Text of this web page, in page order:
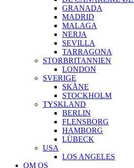
GRANADA
MADRID
MALAGA
NERJA
SEVILLA
TARRAGONA
STORBRITANNIEN
LONDON
SVERIGE
SKÅNE
STOCKHOLM
TYSKLAND
BERLIN
FLENSBORG
HAMBORG
LÜBECK
USA
LOS ANGELES
OM OS